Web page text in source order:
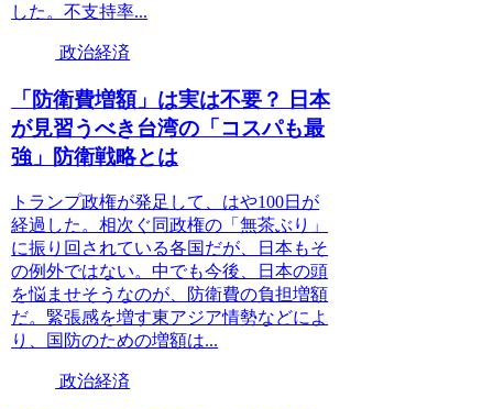
した。不支持率...
政治経済
「防衛費増額」は実は不要？ 日本
が見習うべき台湾の「コスパも最
強」防衛戦略とは
トランプ政権が発足して、はや100日が
経過した。相次ぐ同政権の「無茶ぶり」
に振り回されている各国だが、日本もそ
の例外ではない。中でも今後、日本の頭
を悩ませそうなのが、防衛費の負担増額
だ。緊張感を増す東アジア情勢などによ
り、国防のための増額は...
政治経済